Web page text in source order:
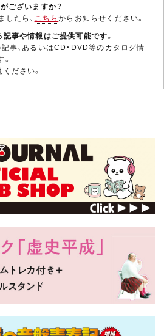
ございますか？
たら、 こちらからお知らせください。
事や情報はご提供可能です。
事、あるいはCD・DVD等のカタログ情
ださい。